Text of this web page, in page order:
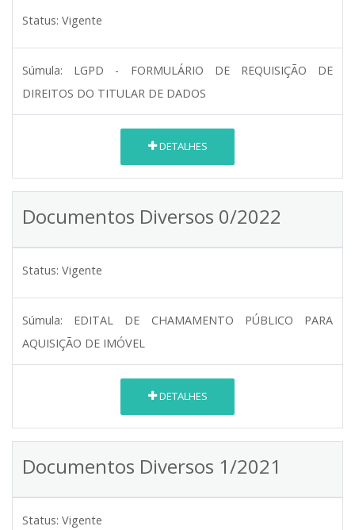
Status: Vigente
Súmula:
LGPD - FORMULÁRIO DE REQUISIÇÃO DE
DIREITOS DO TITULAR DE DADOS
DETALHES
Documentos Diversos 0/2022
Status: Vigente
Súmula:
EDITAL DE CHAMAMENTO PÚBLICO PARA
AQUISIÇÃO DE IMÓVEL
DETALHES
Documentos Diversos 1/2021
Status: Vigente